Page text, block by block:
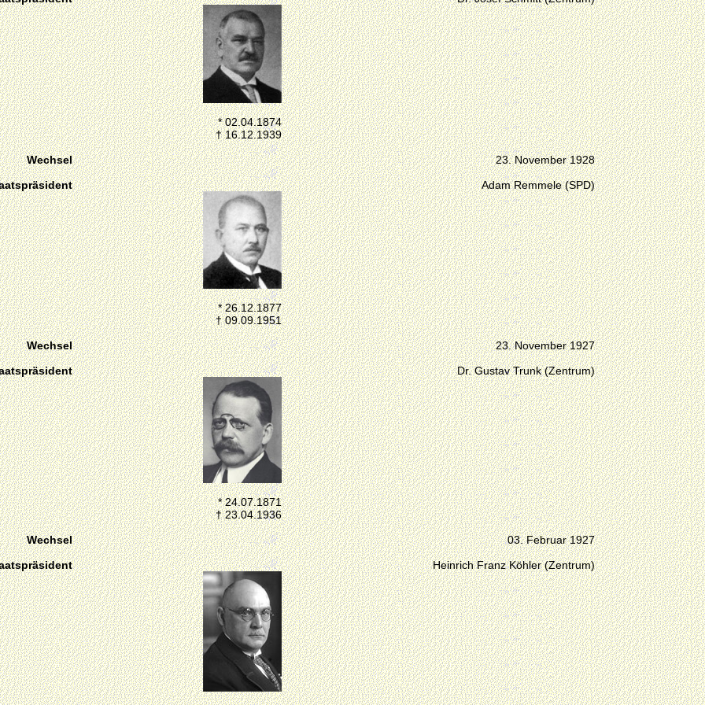
* 02.04.1874
† 16.12.1939
Wechsel
23. November 1928
* 26.12.1877
† 09.09.1951
Adam Remmele (SPD)
Wechsel
23. November 1927
* 24.07.1871
† 23.04.1936
Dr. Gustav Trunk (Zentrum)
Wechsel
03. Februar 1927
Heinrich Franz Köhler (Zentrum)